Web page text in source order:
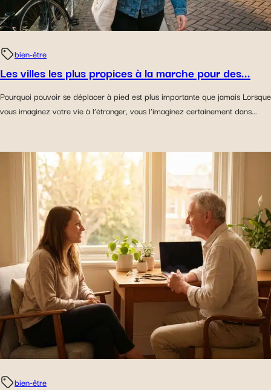
bien-être
Les villes les plus propices à la marche pour des...
Pourquoi pouvoir se déplacer à pied est plus importante que jamais Lorsque
vous imaginez votre vie à l’étranger, vous l’imaginez certainement dans...
bien-être